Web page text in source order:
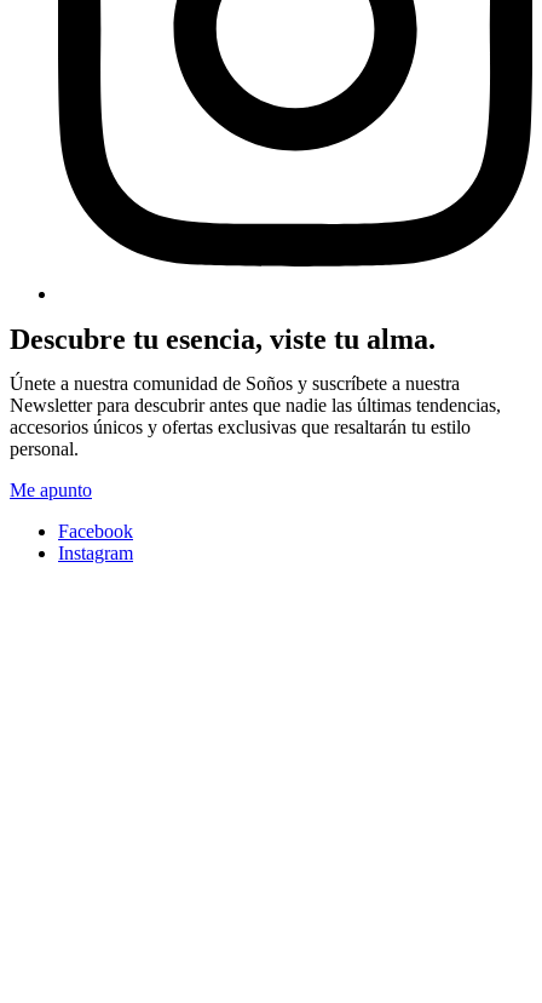
Descubre tu esencia, viste tu alma.
Únete a nuestra comunidad de Soños y suscríbete a nuestra
Newsletter para descubrir antes que nadie las últimas tendencias,
accesorios únicos y ofertas exclusivas que resaltarán tu estilo
personal.
Me apunto
Facebook
Instagram